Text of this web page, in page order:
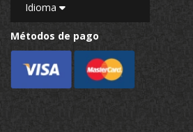
Idioma
Métodos de pago